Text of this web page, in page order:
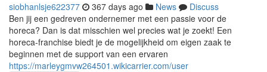
siobhanlsje622377 367 days ago News
Discuss
Ben jij een gedreven ondernemer met een passie voor de
horeca? Dan is dat misschien wel precies wat je zoekt! Een
horeca-franchise biedt je de mogelijkheid om eigen zaak te
beginnen met de support van een ervaren
https://marleygmvw264501.wikicarrier.com/user